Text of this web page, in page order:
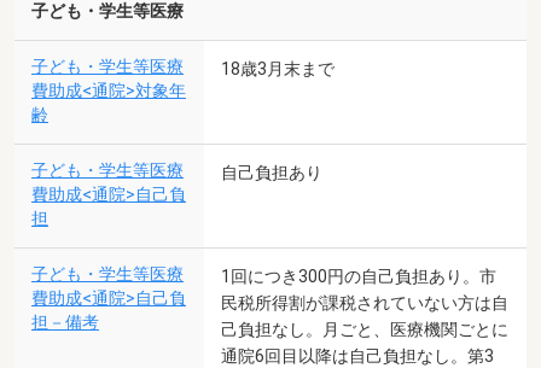
子ども・学生等医療
子ども・学生等医療
費助成<通院>対象年
齢
18歳3月末まで
子ども・学生等医療
費助成<通院>自己負
担
自己負担あり
子ども・学生等医療
費助成<通院>自己負
担－備考
1回につき300円の自己負担あり。市
民税所得割が課税されていない方は自
己負担なし。月ごと、医療機関ごとに
通院6回目以降は自己負担なし。第3